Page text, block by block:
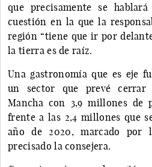
que precisamente se
cuestión en la que la
región “tiene que ir por
la tierra es de raíz.
Una gastronomía que es eje
un sector que prevé
Mancha con 3,9 millones de
frente a las 2,4 millones que
año de 2020, marcado por
precisado la consejera.